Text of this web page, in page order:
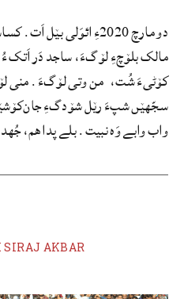
دو مارچ 2020ءِ ائوَلی
مالک بلۆچءِ لۆگءَ، ساجد دَر اَتک ءُ
کۆٹیءَ شُت، من وتی لۆگءَ. منی
سجّهێں شپءَ رێل شۆدگءِ
واب وابے وَه نبیت. بلے پدا هم،
AKBAR